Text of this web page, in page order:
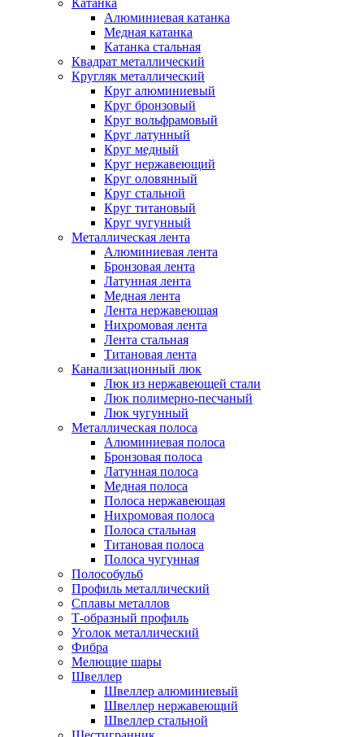
Катанка
Алюминиевая катанка
Медная катанка
Катанка стальная
Квадрат металлический
Кругляк металлический
Круг алюминиевый
Круг бронзовый
Круг вольфрамовый
Круг латунный
Круг медный
Круг нержавеющий
Круг оловянный
Круг стальной
Круг титановый
Круг чугунный
Металлическая лента
Алюминиевая лента
Бронзовая лента
Латунная лента
Медная лента
Лента нержавеющая
Нихромовая лента
Лента стальная
Титановая лента
Канализационный люк
Люк из нержавеющей стали
Люк полимерно-песчаный
Люк чугунный
Металлическая полоса
Алюминиевая полоса
Бронзовая полоса
Латунная полоса
Медная полоса
Полоса нержавеющая
Нихромовая полоса
Полоса стальная
Титановая полоса
Полоса чугунная
Полособульб
Профиль металлический
Сплавы металлов
Т-образный профиль
Уголок металлический
Фибра
Мелющие шары
Швеллер
Швеллер алюминиевый
Швеллер нержавеющий
Швеллер стальной